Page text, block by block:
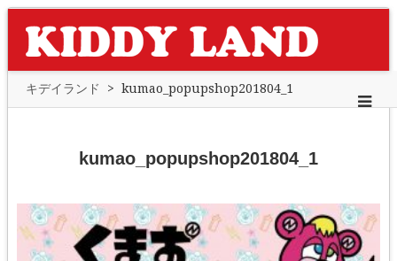
キデイランド > kumao_popupshop201804_1
kumao_popupshop201804_1